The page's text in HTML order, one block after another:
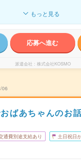
もっと見る
応募へ進む
派遣会社 株式会社KOSMO
06
ばあちゃんのお
通費別途支給あり 土日祝日